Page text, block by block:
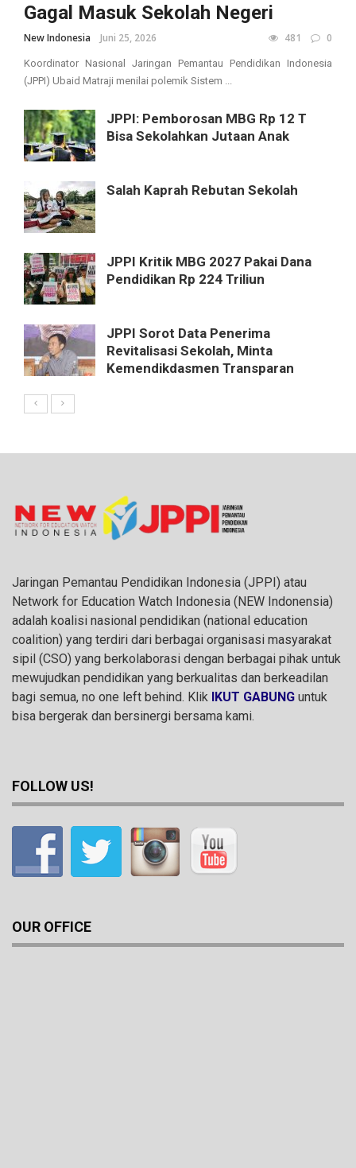
Gagal Masuk Sekolah Negeri
New Indonesia Juni 25, 2026 481 0
Koordinator Nasional Jaringan Pemantau Pendidikan Indonesia
(JPPI) Ubaid Matraji menilai polemik Sistem ...
JPPI: Pemborosan MBG Rp 12 T
Bisa Sekolahkan Jutaan Anak
Salah Kaprah Rebutan Sekolah
JPPI Kritik MBG 2027 Pakai Dana
Pendidikan Rp 224 Triliun
JPPI Sorot Data Penerima
Revitalisasi Sekolah, Minta
Kemendikdasmen Transparan
Jaringan Pemantau Pendidikan Indonesia (JPPI) atau
Network for Education Watch Indonesia (NEW Indonensia)
adalah koalisi nasional pendidikan (national education
coalition) yang terdiri dari berbagai organisasi masyarakat
sipil (CSO) yang berkolaborasi dengan berbagai pihak untuk
mewujudkan pendidikan yang berkualitas dan berkeadilan
bagi semua, no one left behind. Klik IKUT GABUNG untuk
bisa bergerak dan bersinergi bersama kami.
FOLLOW US!
OUR OFFICE